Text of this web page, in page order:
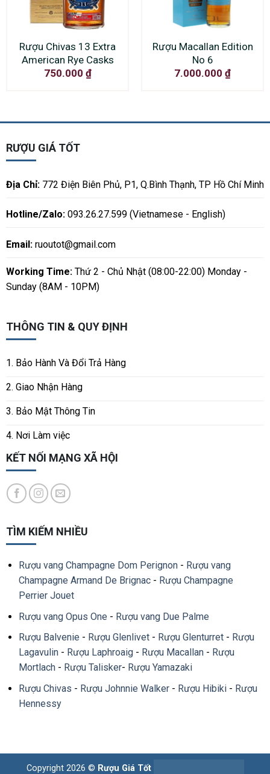
Rượu Chivas 13 Extra
American Rye Casks
750.000 ₫
Rượu Macallan Edition
No 6
7.000.000 ₫
RƯỢU GIÁ TỐT
Địa Chỉ:772 Điện Biên Phủ, P1, Q.Bình Thạnh, TP Hồ Chí Minh
Hotline/Zalo:093.26.27.599 (Vietnamese - English)
Email: ruoutot@gmail.com
Working Time:Thứ 2 - Chủ Nhật (08:00-22:00) Monday -
Sunday (8AM - 10PM)
THÔNG TIN & QUY ĐỊNH
1. Bảo Hành Và Đổi Trả Hàng
2. Giao Nhận Hàng
3. Bảo Mật Thông Tin
4. Nơi Làm việc
KẾT NỐI MẠNG XÃ HỘI
TÌM KIẾM NHIỀU
Rượu vang Champagne Dom Perignon- Rượu vang
Champagne Armand De Brignac- Rượu Champagne
Perrier Jouet
Rượu vang Opus One - Rượu vang Due Palme
Rượu Balvenie - Rượu Glenlivet- Rượu Glenturret- Rượu
Lagavulin- Rượu Laphroaig- Rượu Macallan- Rượu
Mortlach- Rượu Talisker- Rượu Yamazaki
Rượu Chivas - Rượu Johnnie Walker- Rượu Hibiki- Rượu
Hennessy
Copyright 2026 © Rượu Giá Tốt